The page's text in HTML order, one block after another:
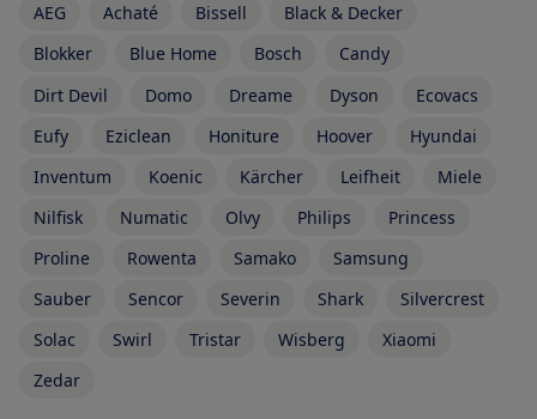
AEG Achaté Bissell
Black & Decker
Blokker
Blue Home Bosch
Candy
Dirt Devil
Domo Dreame Dyson
Ecovacs
Eufy
Eziclean Honiture Hoover
Hyundai
Inventum
Koenic Kärcher Leifheit
Miele
Nilfisk
Numatic Olvy Philips
Princess
Proline
Rowenta Samako
Samsung
Sauber
Sencor Severin Shark
Silvercrest
Solac
Swirl Tristar Wisberg
Xiaomi
Zedar